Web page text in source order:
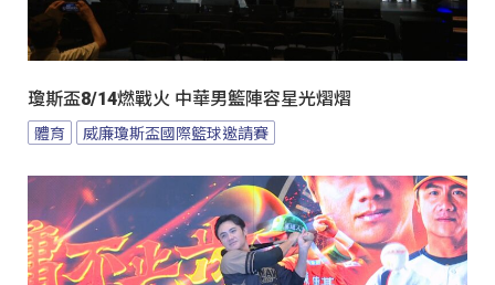
瓊斯盃8/14燃戰火 中華男籃陣容星光熠熠
體育 威廉瓊斯盃國際籃球邀請賽